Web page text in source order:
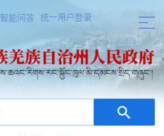
智能问答 统一用户登录